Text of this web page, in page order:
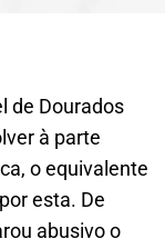
de Dourados
à parte
o equivalente
esta. De
abusivo o